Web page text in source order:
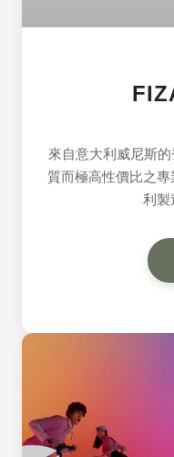
來自意大利威尼斯
質而極高性價比之
利製